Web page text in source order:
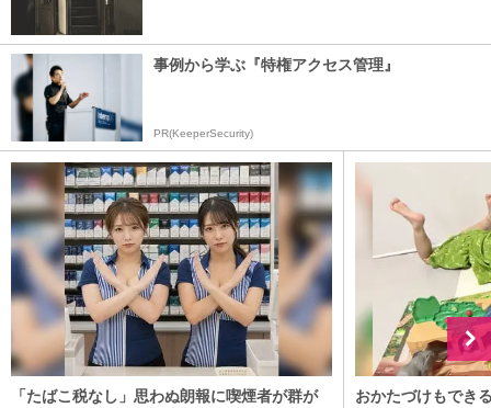
事例から学ぶ『特権アクセス管理』
PR(KeeperSecurity)
「たばこ税なし」思わぬ朗報に喫煙者が群が
おかたづけもでき